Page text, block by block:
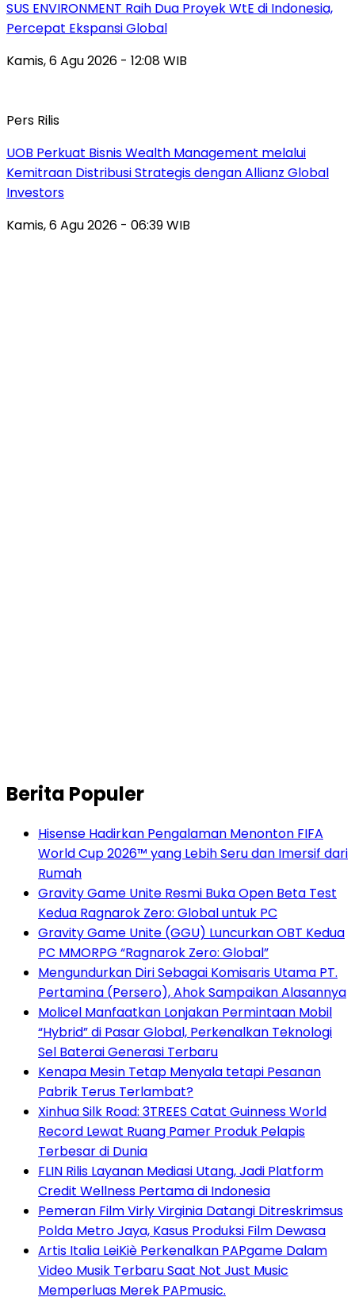
SUS ENVIRONMENT Raih Dua Proyek WtE di Indonesia,
Percepat Ekspansi Global
Kamis, 6 Agu 2026 - 12:08 WIB
Pers Rilis
UOB Perkuat Bisnis Wealth Management melalui
Kemitraan Distribusi Strategis dengan Allianz Global
Investors
Kamis, 6 Agu 2026 - 06:39 WIB
Berita Populer
Hisense Hadirkan Pengalaman Menonton FIFA
World Cup 2026™ yang Lebih Seru dan Imersif dari
Rumah
Gravity Game Unite Resmi Buka Open Beta Test
Kedua Ragnarok Zero: Global untuk PC
Gravity Game Unite (GGU) Luncurkan OBT Kedua
PC MMORPG “Ragnarok Zero: Global”
Mengundurkan Diri Sebagai Komisaris Utama PT.
Pertamina (Persero), Ahok Sampaikan Alasannya
Molicel Manfaatkan Lonjakan Permintaan Mobil
“Hybrid” di Pasar Global, Perkenalkan Teknologi
Sel Baterai Generasi Terbaru
Kenapa Mesin Tetap Menyala tetapi Pesanan
Pabrik Terus Terlambat?
Xinhua Silk Road: 3TREES Catat Guinness World
Record Lewat Ruang Pamer Produk Pelapis
Terbesar di Dunia
FLIN Rilis Layanan Mediasi Utang, Jadi Platform
Credit Wellness Pertama di Indonesia
Pemeran Film Virly Virginia Datangi Ditreskrimsus
Polda Metro Jaya, Kasus Produksi Film Dewasa
Artis Italia LeiKiè Perkenalkan PAPgame Dalam
Video Musik Terbaru Saat Not Just Music
Memperluas Merek PAPmusic.